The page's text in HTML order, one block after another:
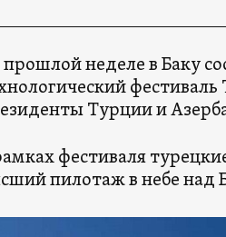
неделе в Баку
Турции и
фестиваля
пилотаж в небе над